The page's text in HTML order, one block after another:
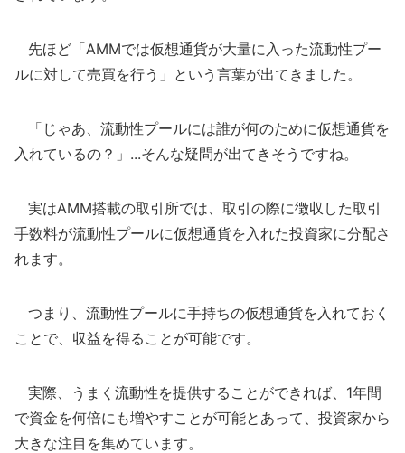
先ほど「AMMでは仮想通貨が大量に入った流動性プー
ルに対して売買を行う」という言葉が出てきました。
「じゃあ、流動性プールには誰が何のために仮想通貨を
入れているの？」...そんな疑問が出てきそうですね。
実はAMM搭載の取引所では、取引の際に徴収した取引
手数料が流動性プールに仮想通貨を入れた投資家に分配さ
れます。
つまり、流動性プールに手持ちの仮想通貨を入れておく
ことで、収益を得ることが可能です。
実際、うまく流動性を提供することができれば、1年間
で資金を何倍にも増やすことが可能とあって、投資家から
大きな注目を集めています。